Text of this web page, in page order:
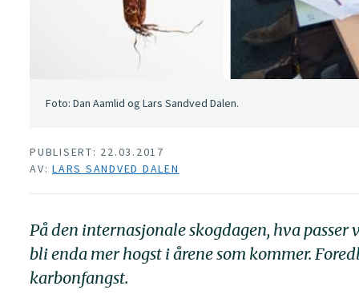
Foto: Dan Aamlid og Lars Sandved Dalen.
PUBLISERT: 22.03.2017
AV: LARS SANDVED DALEN
På den internasjonale skogdagen, hva
bli enda mer hogst i årene som kommer.
karbonfangst.